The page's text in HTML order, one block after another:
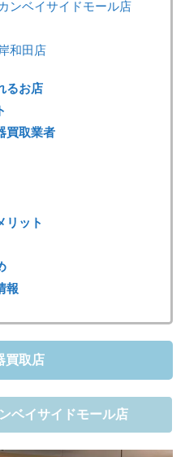
ンベイサイドモール店
和田店
るお店
買取業者
リット
報
買取店
ベイサイドモール店